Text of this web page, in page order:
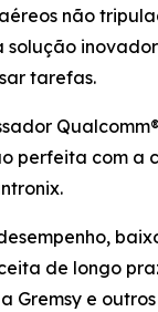
não
tarefas.
perfeita com a
de longo
Gremsy e